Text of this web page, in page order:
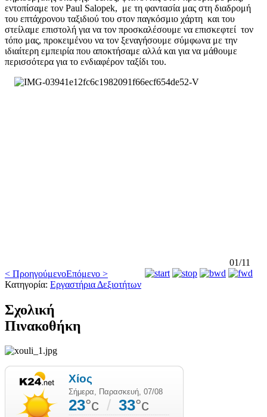
εντοπίσαμε τον Paul Salopek, με τη φαντασία μας στη διαδρομή
του επτάχρονου ταξιδιού του στον παγκόσμιο χάρτη και του
στείλαμε επιστολή για να τον προσκαλέσουμε να επισκεφτεί τον
τόπο μας, προκειμένου να τον ξεναγήσουμε σύμφωνα με την
ιδιαίτερη εμπειρία που αποκτήσαμε αλλά και για να μάθουμε
περισσότερα για το ενδιαφέρον ταξίδι του.
01/11
< ΠροηγούμενοΕπόμενο >
Κατηγορία: Εργαστήρια Δεξιοτήτων
Σχολική
Πινακοθήκη